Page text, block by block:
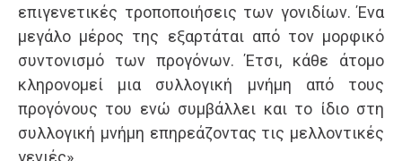
επιγενετικές τροποποιήσεις των γονιδίων. Ένα
μεγάλο μέρος της εξαρτάται από τον μορφικό
συντονισμό των προγόνων. Έτσι, κάθε άτομο
κληρονομεί μια συλλογική μνήμη από τους
προγόνους του ενώ συμβάλλει και το ίδιο στη
συλλογική μνήμη επηρεάζοντας τις μελλοντικές
γενιές».